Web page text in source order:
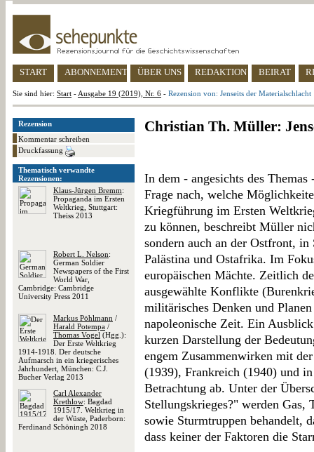
START ABONNEMENT ÜBER UNS REDAKTION BEIRAT
Sie sind hier: Start - Ausgabe 19 (2019), Nr. 6 - Rezension von: Jenseits der Materialschlacht
Rezension
Kommentar schreiben
Druckfassung
Thematisch verwandte
Rezensionen:
Klaus-Jürgen Bremm:
Propaganda im Ersten
Weltkrieg, Stuttgart:
Theiss 2013
Robert L. Nelson:
German Soldier
Newspapers of the First
World War,
Cambridge: Cambridge
University Press 2011
Markus Pöhlmann /
Harald Potempa /
Thomas Vogel (Hgg.):
Der Erste Weltkrieg
1914-1918. Der deutsche
Aufmarsch in ein kriegerisches
Jahrhundert, München: C.J.
Bucher Verlag 2013
Carl Alexander
Krethlow: Bagdad
1915/17. Weltkrieg in
der Wüste, Paderborn:
Ferdinand Schöningh 2018
Christian Th. Müller:
In dem - angesichts des
Frage nach, welche
Kriegführung im Ersten
zu können, beschreibt Müller
sondern auch an der Ostfront,
Palästina und Ostafrika. Im
europäischen Mächte. Zeitlich
ausgewählte Konflikte
militärisches Denken und
napoleonische Zeit. Ein
kurzen Darstellung der
engem Zusammenwirken mit
(1939), Frankreich (1940) und
Betrachtung ab. Unter der
Stellungskrieges?" werden Gas,
sowie Sturmtruppen behandelt,
dass keiner der Faktoren die